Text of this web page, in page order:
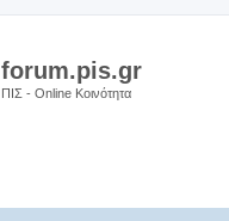
forum.pis.gr
ΠΙΣ - Online Κοινότητα